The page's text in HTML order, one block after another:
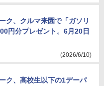
ク、クルマ来園で「ガソリ
円分プレゼント。6月20日
(2026/6/10)
ク、高校生以下の1デーパ